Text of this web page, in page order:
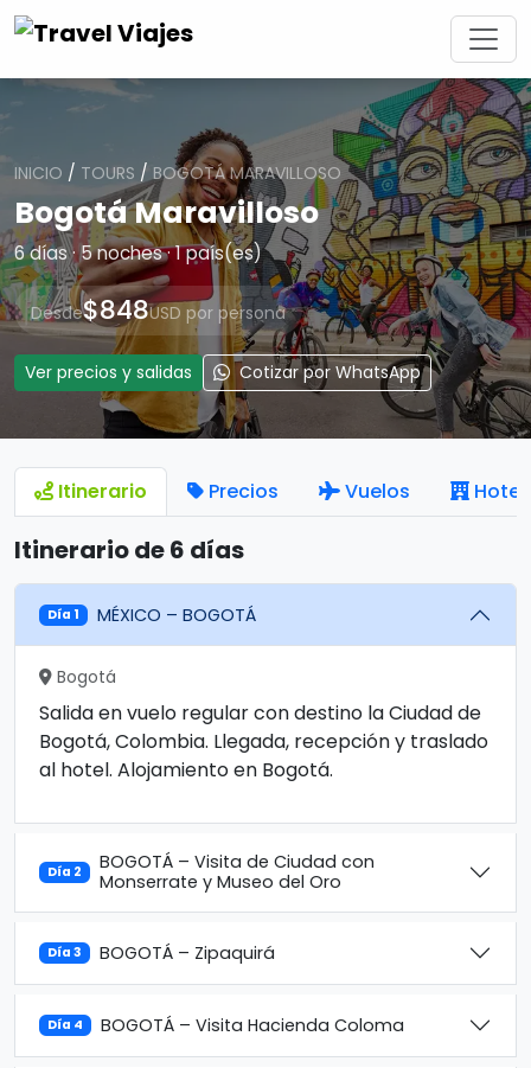
INICIO / TOURS /BOGOTÁ MARAVILLOSO
Bogotá Maravilloso
6 días · 5 noches · 1 país(es)
Desde$848USD por persona
Ver precios y salidas Cotizar por WhatsApp
Itinerario Precios Vuelos
Itinerario de 6 días
Día 1 MÉXICO – BOGOTÁ
Bogotá
Salida en vuelo regular con destino la Ciudad de
Bogotá, Colombia. Llegada, recepción y traslado
al hotel. Alojamiento en Bogotá.
Día 2
BOGOTÁ – Visita de Ciudad con
Monserrate y Museo del Oro
Día 3 BOGOTÁ – Zipaquirá
Día 4 BOGOTÁ – Visita Hacienda Coloma